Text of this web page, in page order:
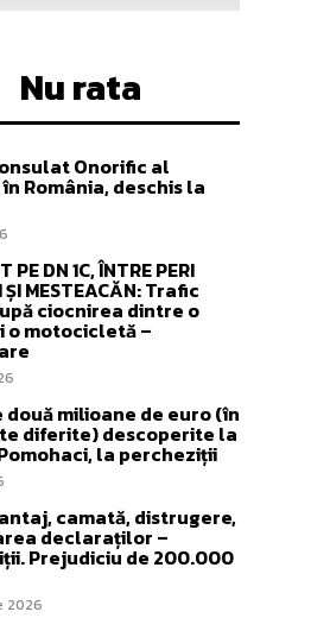
Nu rata
Onorific al
România, deschis la
PE DN 1C, ÎNTRE PERI
MESTEACĂN: Trafic
ciocnirea dintre o
o motocicletă –
milioane de euro (în
diferite) descoperite la
la percheziții
camată, distrugere,
declaraților –
Prejudiciu de 200.000
2026